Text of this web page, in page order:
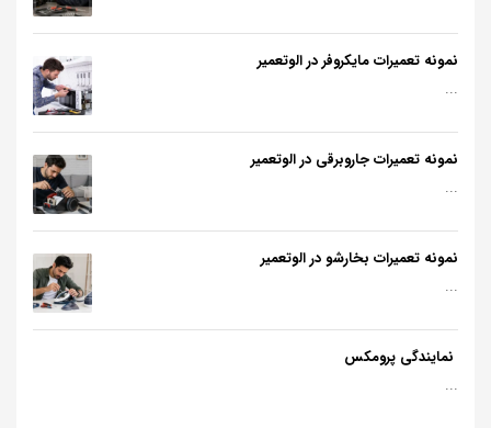
نمونه تعمیرات مایکروفر در الوتعمیر
...
نمونه تعمیرات جاروبرقی در الوتعمیر
...
نمونه تعمیرات بخارشو در الوتعمیر
...
نمایندگی پرومکس
...